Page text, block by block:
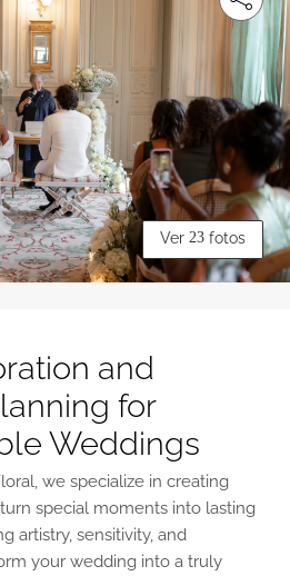
Ver 23 fotos
and
for
Weddings
we specialize in creating
special moments into lasting
artistry, sensitivity, and
your wedding into a truly